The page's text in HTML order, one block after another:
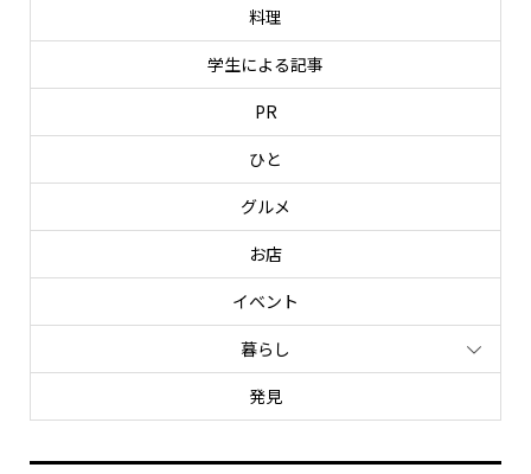
料理
学生による記事
PR
ひと
グルメ
お店
イベント
暮らし
発見